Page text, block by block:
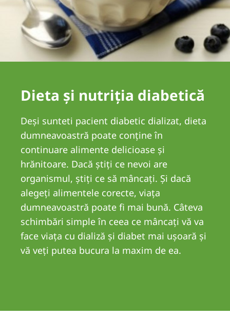
Romania
Russia
Serbia
Slovenia
Sweden
Switzerland
United Kingdom
Asia Pacific
Asia Pacific
Australia
Philippines
Dieta şi nutriţia diabetică
Deși sunteti pacient diabetic dializat, dieta
dumneavoastră poate conţine în
continuare alimente delicioase şi
hrănitoare. Dacă ştiţi ce nevoi are
organismul, ştiţi ce să mâncaţi. Şi dacă
alegeţi alimentele corecte, viaţa
dumneavoastră poate fi mai bună. Câteva
schimbări simple în ceea ce mâncaţi vă va
face viaţa cu dializă şi diabet mai uşoară şi
vă veţi putea bucura la maxim de ea.